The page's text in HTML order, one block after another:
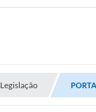
Legislação